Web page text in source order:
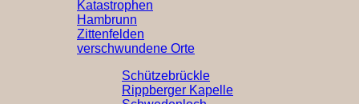
Katastrophen
Hambrunn
Zittenfelden
verschwundene Orte
Schützebrückle
Rippberger Kapelle